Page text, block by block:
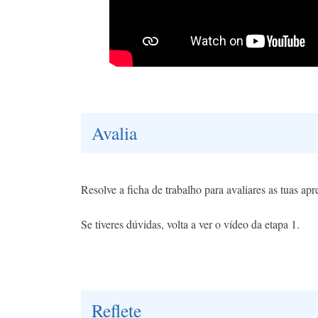
Avalia
Resolve a ficha de trabalho para avaliares as tuas
Se tiveres dúvidas, volta a ver o vídeo da etapa 1.
Reflete